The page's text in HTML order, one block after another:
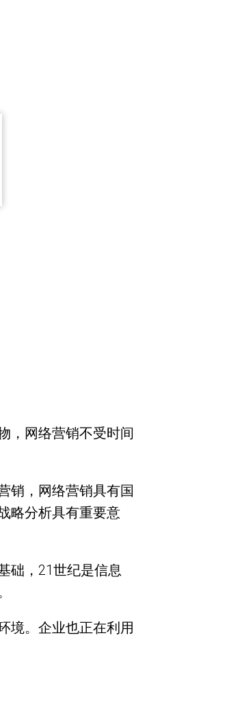
，网络营销不受时间
销，网络营销具有国
略分析具有重要意
础，21世纪是信息
境。企业也正在利用